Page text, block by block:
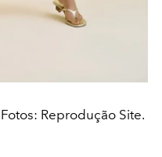
Reprodução Site.